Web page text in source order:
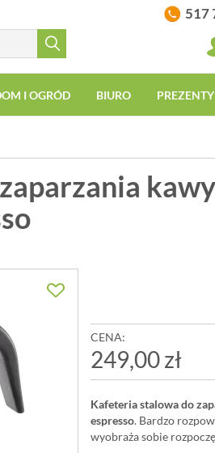
517
I OGRÓD BIURO PREZENTY
CENA:
249,00 zł
Kafeteria stalowa do
espresso. Bardzo
wyobraża sobie